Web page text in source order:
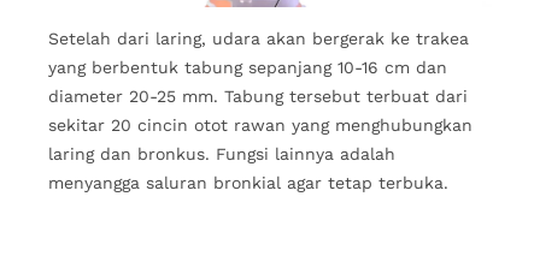
Setelah dari laring, udara akan bergerak ke trakea
yang berbentuk tabung sepanjang 10-16 cm dan
diameter 20-25 mm. Tabung tersebut terbuat dari
sekitar 20 cincin otot rawan yang menghubungkan
laring dan bronkus. Fungsi lainnya adalah
menyangga saluran bronkial agar tetap terbuka.